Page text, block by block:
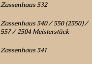
Zassenhaus 532
Zassenhaus 540 / 550 (2550) /
557 / 2504 Meisterstück
Zassenhaus 541